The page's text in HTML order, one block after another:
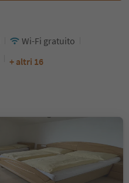
Wi-Fi gratuito
+ altri 16